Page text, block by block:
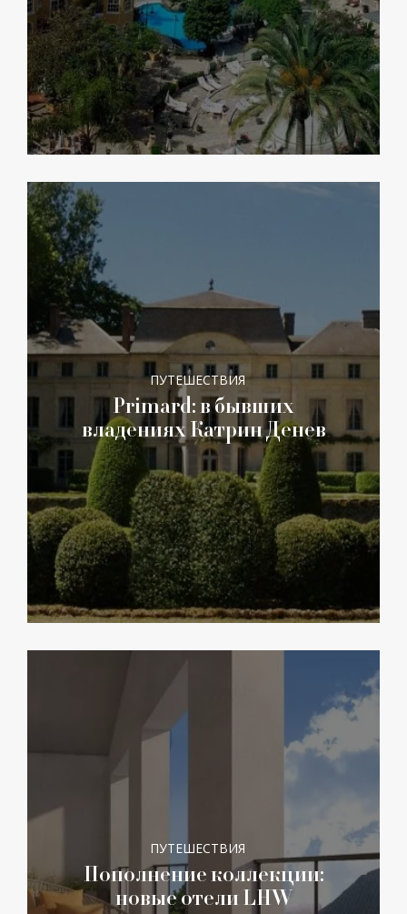
ПУТЕШЕСТВИЯ
Primard: в бывших
владениях Катрин Денев
ПУТЕШЕСТВИЯ
Пополнение коллекции:
новые отели LHW